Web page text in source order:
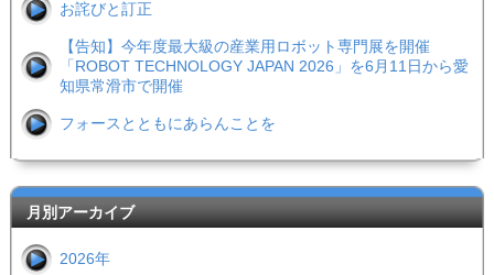
お詫びと訂正
【告知】今年度最大級の産業用ロボット専門展を開催
「ROBOT TECHNOLOGY JAPAN 2026」を6月11日から愛
知県常滑市で開催
フォースとともにあらんことを
月別アーカイブ
2026年